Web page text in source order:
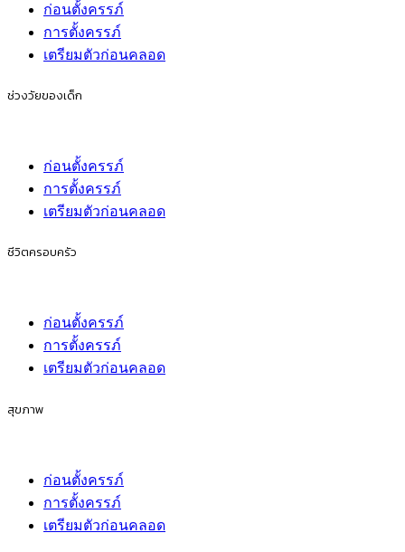
ก่อนตั้งครรภ์
การตั้งครรภ์
เตรียมตัวก่อนคลอด
ช่วงวัยของเด็ก
ก่อนตั้งครรภ์
การตั้งครรภ์
เตรียมตัวก่อนคลอด
ชีวิตครอบครัว
ก่อนตั้งครรภ์
การตั้งครรภ์
เตรียมตัวก่อนคลอด
สุขภาพ
ก่อนตั้งครรภ์
การตั้งครรภ์
เตรียมตัวก่อนคลอด